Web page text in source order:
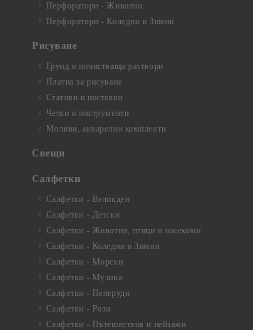
Перфоратори - Животни
Перфоратори - Коледни и Зимни
Рисуване
Грунд и почистващи разтвори
Платна за рисуване
Стативи и поставки
Четки и инструменти
Моливи, акварелни комплекти
Свещи
Салфетки
Салфетки - Великден
Салфетки - Детски
Салфетки - Животни, птици и насекоми
Салфетки - Коледни и Зимни
Салфетки - Морски
Салфетки - Музика
Салфетки - Пеперуди
Салфетки - Рози
Салфетки - Пътешествия и пейзажи